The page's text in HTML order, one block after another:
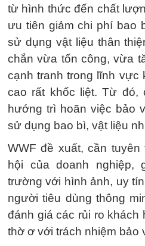
từ hình thức đến chất
ưu tiên giảm chi phí bao
sử dụng vật liệu thân
chắn vừa tốn công, vừa
cạnh tranh trong lĩnh vực
cao rất khốc liệt. Từ đó,
hướng trì hoãn việc bảo
sử dụng bao bì, vật liệu
WWF đề xuất, cần tuyên
hội của doanh nghiệp,
trường với hình ảnh, uy
người tiêu dùng thông
đánh giá các rủi ro khách
thờ ơ với trách nhiệm bảo